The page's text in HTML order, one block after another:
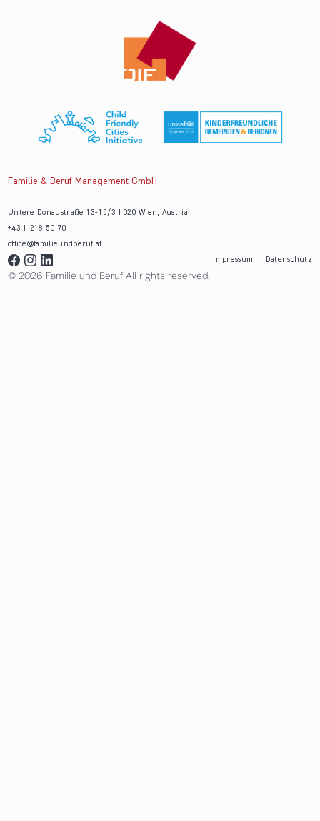
Familie & Beruf Management GmbH
Untere Donaustraße 13-15/3 1020 Wien, Austria
+43 1 218 50 70
office@familieundberuf.at
Impressum
Datenschutz
© 2026 Familie und Beruf All rights reserved.